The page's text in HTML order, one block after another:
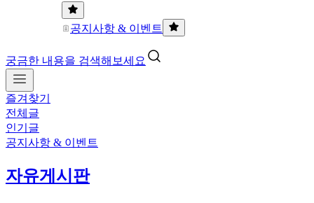
공지사항 & 이벤트
궁금한 내용을 검색해보세요
즐겨찾기
전체글
인기글
공지사항 & 이벤트
자유게시판